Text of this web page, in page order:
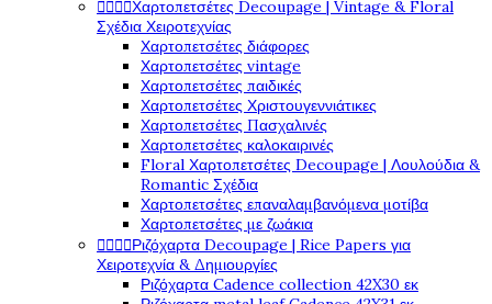
Χαρτοπετσέτες Decoupage | Vintage & Floral
Σχέδια Χειροτεχνίας
Χαρτοπετσέτες διάφορες
Χαρτοπετσέτες vintage
Χαρτοπετσέτες παιδικές
Χαρτοπετσέτες Χριστουγεννιάτικες
Χαρτοπετσέτες Πασχαλινές
Χαρτοπετσέτες καλοκαιρινές
Floral Χαρτοπετσέτες Decoupage | Λουλούδια &
Romantic Σχέδια
Χαρτοπετσέτες επαναλαμβανόμενα μοτίβα
Χαρτοπετσέτες με ζωάκια
Ριζόχαρτα Decoupage | Rice Papers για
Χειροτεχνία & Δημιουργίες
Ριζόχαρτα Cadence collection 42X30 εκ